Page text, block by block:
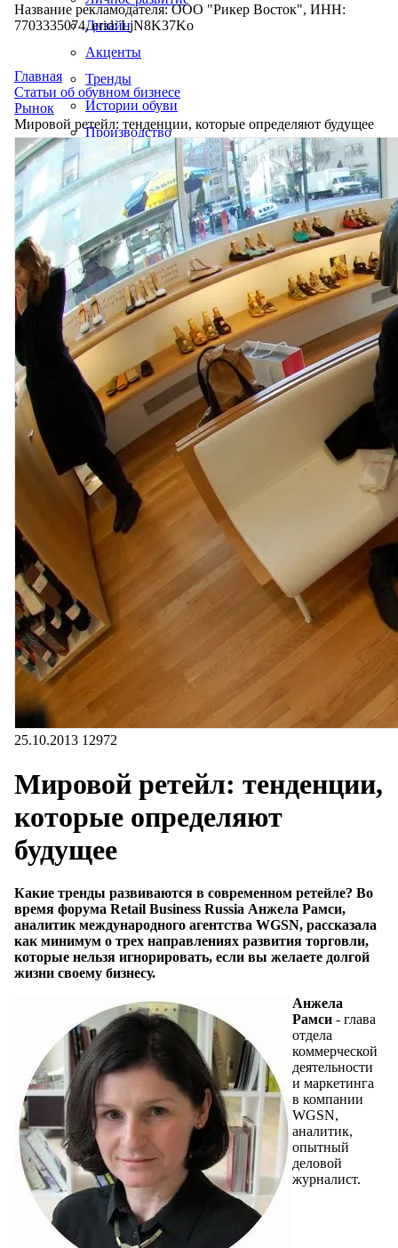
Дизайн
Акценты
Тренды
Истории обуви
Производство
Название рекламодателя: ООО "Рикер Восток", ИНН:
7703335074, erid: LjN8K37Ko
Главная
Статьи об обувном бизнесе
Рынок
Мировой ретейл: тенденции, которые определяют будущее
25.10.2013 12972
Мировой ретейл: тенденции,
которые определяют
будущее
Какие тренды развиваются в современном ретейле? Во
время форума Retail Business Russia Анжела Рамси,
аналитик международного агентства WGSN, рассказала
как минимум о трех направлениях развития торговли,
которые нельзя игнорировать, если вы желаете долгой
жизни своему бизнесу.
Анжела
Рамси - глава
отдела
коммерческой
деятельности
и маркетинга
в компании
WGSN,
аналитик,
опытный
деловой
журналист.